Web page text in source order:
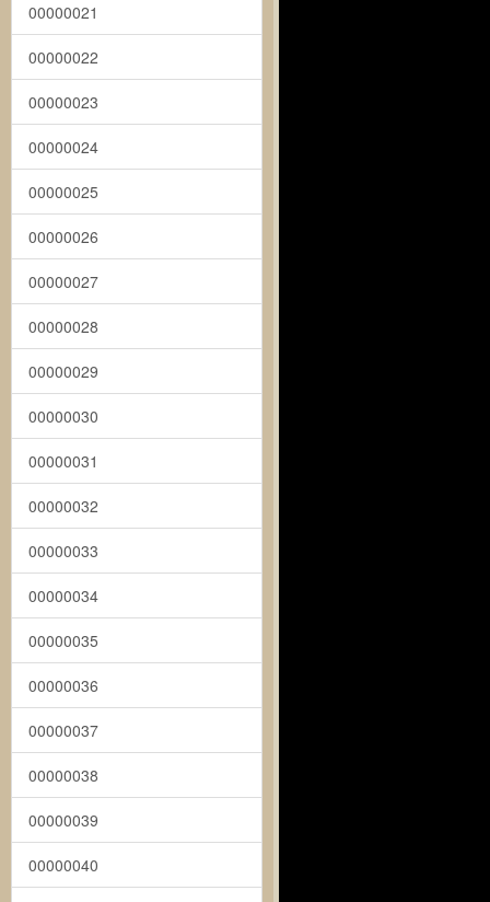
00000021
00000022
00000023
00000024
00000025
00000026
00000027
00000028
00000029
00000030
00000031
00000032
00000033
00000034
00000035
00000036
00000037
00000038
00000039
00000040